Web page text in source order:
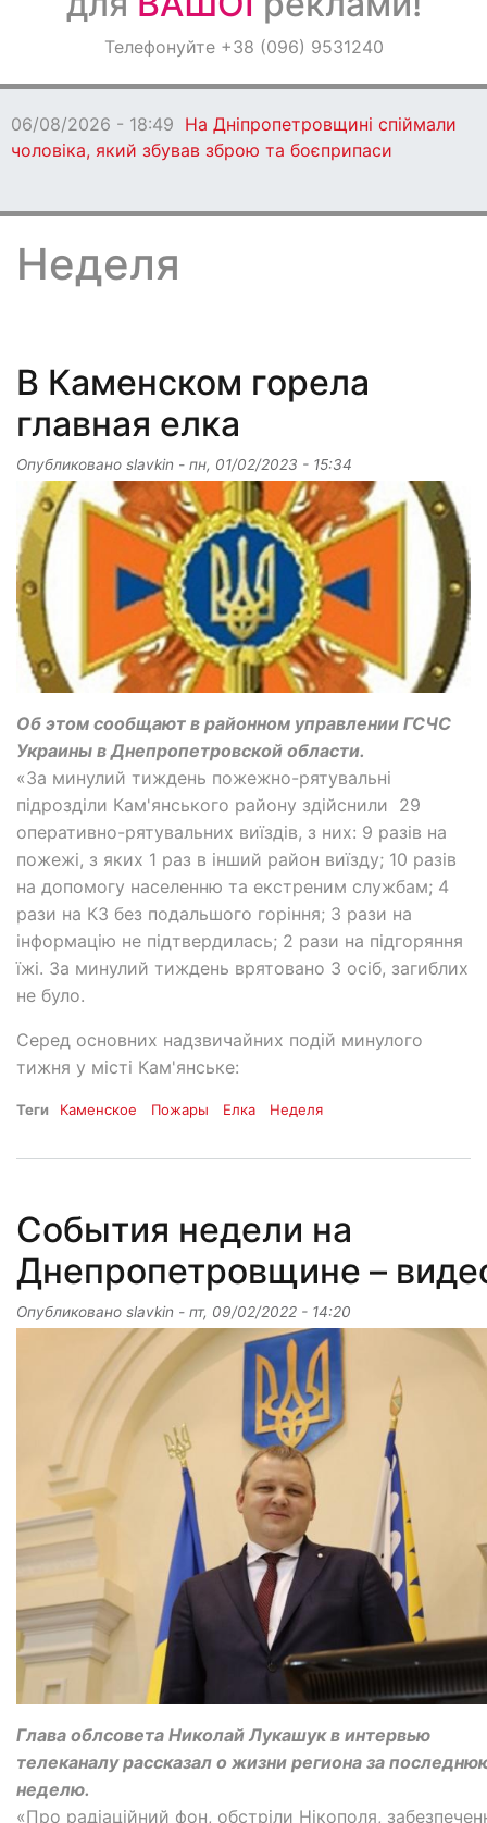
ОголошенняТелефонуйте +38 (096) 9531240
06/08/2026 - 18:47
Ворог протягом дня
бив по Дніпропетровщині: є загиблі
Неделя
В Каменском горела
главная елка
Опубликовано slavkin - пн, 01/02/2023 - 15:34
Об этом сообщают в районном управлении ГСЧС
Украины в Днепропетровской области.
«За минулий тиждень пожежно-рятувальні
підрозділи Кам'янського району здійснили 29
оперативно-рятувальних виїздів, з них: 9 разів на
пожежі, з яких 1 раз в інший район виїзду; 10 разів
на допомогу населенню та екстреним службам; 4
рази на КЗ без подальшого горіння; 3 рази на
інформацію не підтвердилась; 2 рази на підгоряння
їжі. За минулий тиждень врятовано 3 осіб, загиблих
не було.
Серед основних надзвичайних подій минулого
тижня у місті Кам'янське:
Теги Каменское Пожары Елка Неделя
События недели на
Днепропетровщине –
Опубликовано slavkin - пт, 09/02/2022 - 14:20
Глава облсовета Николай Лукашук в интервью
телеканалу рассказал о жизни региона за
неделю.
«Про радіаційний фон, обстріли Нікополя,